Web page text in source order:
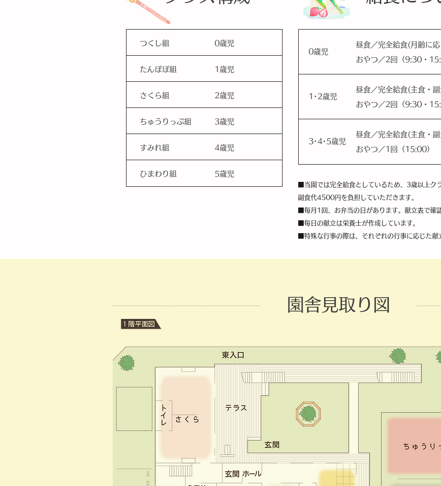
つくし組 0歳児
たんぽぽ組 1歳児
さくら組 2歳児
ちゅうりっぷ組 3歳児
すみれ組 4歳児
ひまわり組 5歳児
0歳児
昼食／完全給食(月齢に
おやつ／2回（9:30・
1･2歳児
昼食／完全給食(主食・
おやつ／2回（9:30・
3･4･5歳児
昼食／完全給食(主食・
おやつ／1回（15:00）
■当園では完全給食としているため、3歳以上
副食代4500円を負担していただきます。
■毎月1回、お弁当の日があります。献立表で確
■毎日の献立は栄養士が作成しています。
■特殊な行事の際は、それぞれの行事に応じた
園舎見取り図